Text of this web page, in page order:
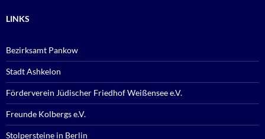
LINKS
Bezirksamt Pankow
Stadt Ashkelon
Förderverein Jüdischer Friedhof Weißensee e.V.
Freunde Kolbergs e.V.
Stolpersteine in Berlin